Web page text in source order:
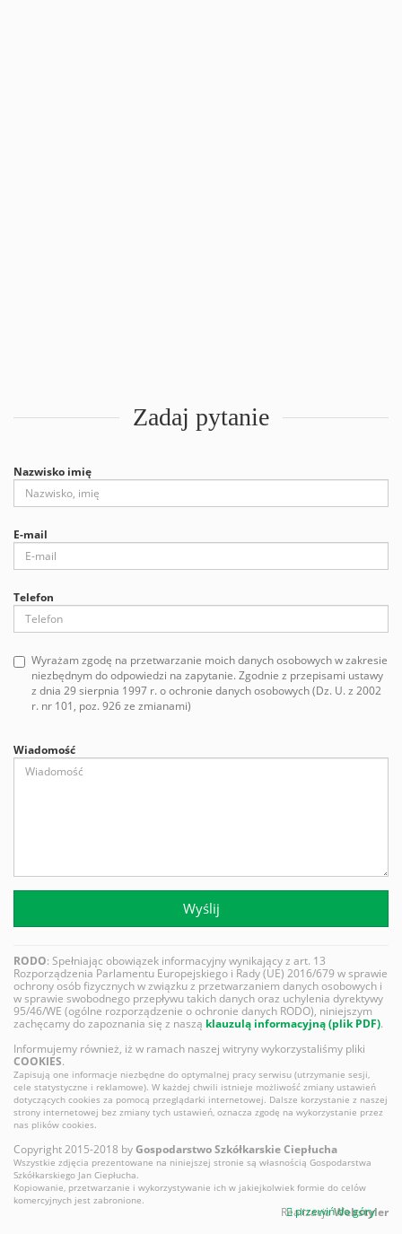
Zadaj pytanie
Nazwisko imię
E-mail
Telefon
Wyrażam zgodę na przetwarzanie moich danych osobowych w zakresie
niezbędnym do odpowiedzi na zapytanie. Zgodnie z przepisami ustawy
z dnia 29 sierpnia 1997 r. o ochronie danych osobowych (Dz. U. z 2002
r. nr 101, poz. 926 ze zmianami)
Wiadomość
Wyślij
RODO: Spełniając obowiązek informacyjny wynikający z art. 13
Rozporządzenia Parlamentu Europejskiego i Rady (UE) 2016/679 w sprawie
ochrony osób fizycznych w związku z przetwarzaniem danych osobowych i
w sprawie swobodnego przepływu takich danych oraz uchylenia dyrektywy
95/46/WE (ogólne rozporządzenie o ochronie danych RODO), niniejszym
zachęcamy do zapoznania się z naszą klauzulą informacyjną (plik PDF).
Informujemy również, iż w ramach naszej witryny wykorzystaliśmy pliki
COOKIES.
Zapisują one informacje niezbędne do optymalnej pracy serwisu (utrzymanie sesji,
cele statystyczne i reklamowe). W każdej chwili istnieje możliwość zmiany ustawień
dotyczących cookies za pomocą przeglądarki internetowej. Dalsze korzystanie z naszej
strony internetowej bez zmiany tych ustawień, oznacza zgodę na wykorzystanie przez
nas plików cookies.
Copyright 2015-2018 byGospodarstwo Szkółkarskie Ciepłucha
Wszystkie zdjęcia prezentowane na niniejszej stronie są własnością Gospodarstwa
Szkółkarskiego Jan Ciepłucha.
Kopiowanie, przetwarzanie i wykorzystywanie ich w jakiejkolwiek formie do celów
komercyjnych jest zabronione.
RealizacjaWebstyler
przewiń do góry